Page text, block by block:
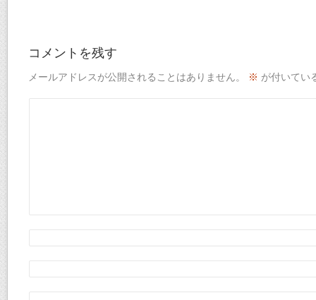
コメントを残す
メールアドレスが公開されることはありません。 ※ が付いてい